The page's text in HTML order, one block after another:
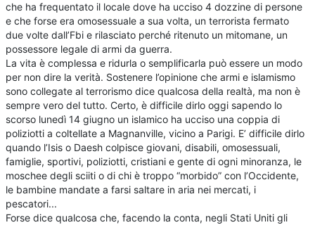
che ha frequentato il locale dove ha ucciso 4 dozzine di persone
e che forse era omosessuale a sua volta, un terrorista fermato
due volte dall’Fbi e rilasciato perché ritenuto un mitomane, un
possessore legale di armi da guerra.
La vita è complessa e ridurla o semplificarla può essere un modo
per non dire la verità. Sostenere l’opinione che armi e islamismo
sono collegate al terrorismo dice qualcosa della realtà, ma non è
sempre vero del tutto. Certo, è difficile dirlo oggi sapendo lo
scorso lunedì 14 giugno un islamico ha ucciso una coppia di
poliziotti a coltellate a Magnanville, vicino a Parigi. E’ difficile dirlo
quando l’Isis o Daesh colpisce giovani, disabili, omosessuali,
famiglie, sportivi, poliziotti, cristiani e gente di ogni minoranza, le
moschee degli sciiti o di chi è troppo “morbido” con l’Occidente,
le bambine mandate a farsi saltare in aria nei mercati, i
pescatori...
Forse dice qualcosa che, facendo la conta, negli Stati Uniti gli